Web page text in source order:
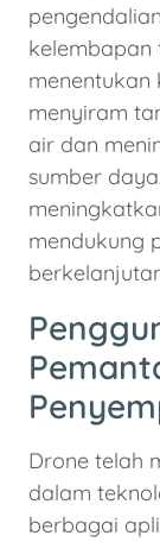
kelembapan
menyiram
air dan
sumber
mendukung
Drone telah
dalam
berbagai